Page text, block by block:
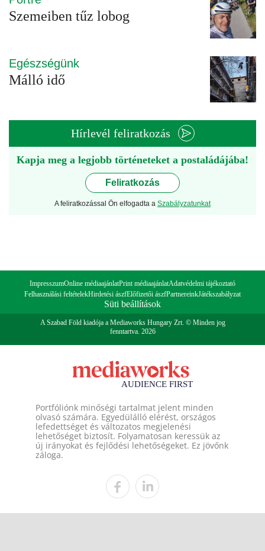
Szemeiben tűz lobog
Egészségünk
Málló idő
Hírlevél feliratkozás
Kapja meg a legjobb történeteket a postaládájába!
Feliratkozás
A feliratkozással Ön elfogadta a Szabályzatunkat
ImpresszumOnline médiaajánlatPrint médiaajánlatAdatvédelmi tájékoztató
Felhasználási feltételekHirdetési ászfElőfizetői ászfPartnereinkJátékszabályzat
Süti beállítások
A Szabad Föld kiadója a Mediaworks Hungary Zrt. © Minden jog
fenntartva. 2026
Portfóliónk minőségi tartalmat jelent minden
olvasó számára. Egyedülálló elérést, országos
lefedettséget és változatos megjelenési
lehetőséget biztosít. Folyamatosan keressük az
új irányokat és fejlődési lehetőségeket. Ez jövőnk
záloga.